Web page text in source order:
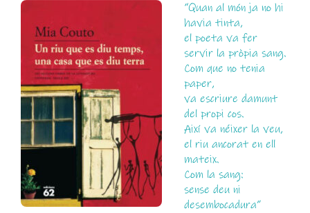
“Quan al món ja no hi
havia tinta,
el poeta va fer
servir la pròpia sang.
Com que no tenia
paper,
va escriure damunt
del propi cos.
Així va néixer la veu,
el riu ancorat en ell
mateix.
Com la sang:
sense deu ni
desembocadura”